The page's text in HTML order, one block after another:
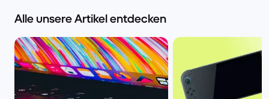
Alle unsere Artikel entdecken